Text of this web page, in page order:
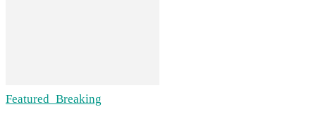
Featured_Breaking